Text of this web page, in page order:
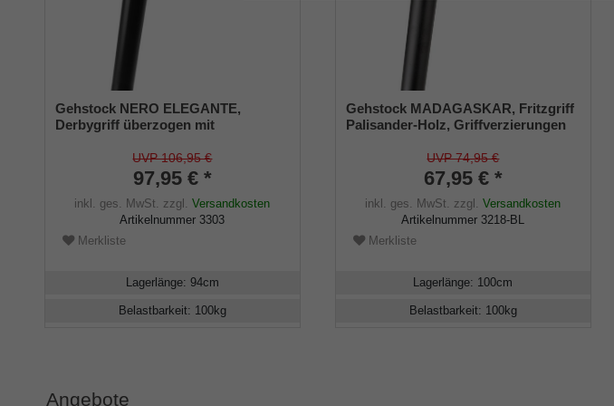
Gehstock NERO ELEGANTE,
Derbygriff überzogen mit
Leder, Stock schwarz lackiertes
Buchenholz, Chromring,
Gummipuffer
UVP 106,95 €
97,95 € *
inkl. ges. MwSt. zzgl.Versandkosten
Artikelnummer 3303
Merkliste
Lagerlänge: 94cm
Belastbarkeit: 100kg
Gehstock MADAGASKAR, Fritzgriff
Palisander-Holz, Griffverzierungen
Hartholz schwarz lackiert,
Chromring und Gummipuffer
UVP 74,95 €
67,95 € *
inkl. ges. MwSt. zzgl.Versandkosten
Artikelnummer 3218-BL
Merkliste
Lagerlänge: 100cm
Belastbarkeit: 100kg
Angebote